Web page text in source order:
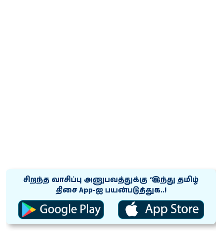
சிறந்த வாசிப்பு அனுபவத்துக்கு ‘இந்து தமிழ்
திசை App-ஐ பயன்படுத்துக..!